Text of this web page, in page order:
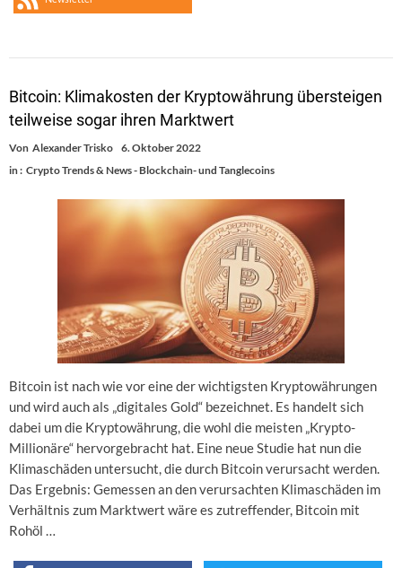
Bitcoin: Klimakosten der Kryptowährung übersteigen
teilweise sogar ihren Marktwert
Von Alexander Trisko 6. Oktober 2022
in : Crypto Trends & News - Blockchain- und Tanglecoins
Bitcoin ist nach wie vor eine der wichtigsten Kryptowährungen
und wird auch als „digitales Gold“ bezeichnet. Es handelt sich
dabei um die Kryptowährung, die wohl die meisten „Krypto-
Millionäre“ hervorgebracht hat. Eine neue Studie hat nun die
Klimaschäden untersucht, die durch Bitcoin verursacht werden.
Das Ergebnis: Gemessen an den verursachten Klimaschäden im
Verhältnis zum Marktwert wäre es zutreffender, Bitcoin mit
Rohöl …